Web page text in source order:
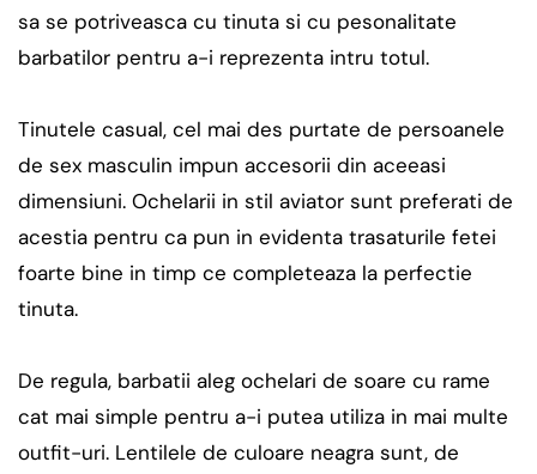
sa se potriveasca cu tinuta si cu pesonalitate
barbatilor pentru a-i reprezenta intru totul.
Tinutele casual, cel mai des purtate de persoanele
de sex masculin impun accesorii din aceeasi
dimensiuni. Ochelarii in stil aviator sunt preferati de
acestia pentru ca pun in evidenta trasaturile fetei
foarte bine in timp ce completeaza la perfectie
tinuta.
De regula, barbatii aleg ochelari de soare cu rame
cat mai simple pentru a-i putea utiliza in mai multe
outfit-uri. Lentilele de culoare neagra sunt, de